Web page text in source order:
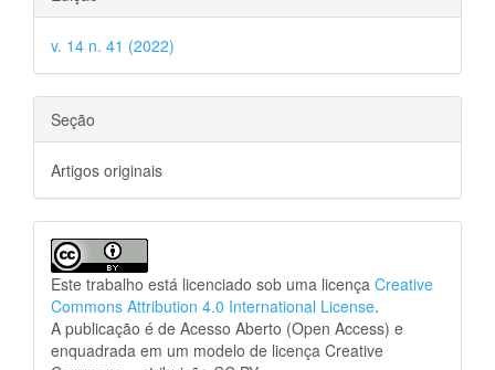
v. 14 n. 41 (2022)
Seção
Artigos originais
Este trabalho está licenciado sob uma licença Creative
Commons Attribution 4.0 International License.
A publicação é de Acesso Aberto (Open Access) e
enquadrada em um modelo de licença Creative